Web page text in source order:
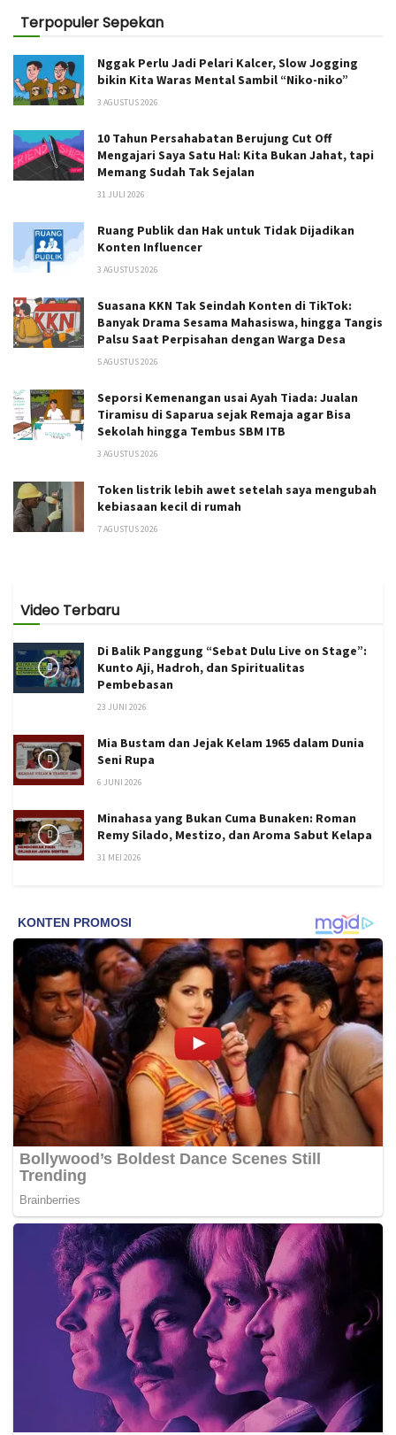
Terpopuler Sepekan
Nggak Perlu Jadi Pelari Kalcer, Slow Jogging
bikin Kita Waras Mental Sambil “Niko-niko”
3 AGUSTUS 2026
10 Tahun Persahabatan Berujung Cut Off
Mengajari Saya Satu Hal: Kita Bukan Jahat, tapi
Memang Sudah Tak Sejalan
31 JULI 2026
Ruang Publik dan Hak untuk Tidak Dijadikan
Konten Influencer
3 AGUSTUS 2026
Suasana KKN Tak Seindah Konten di TikTok:
Banyak Drama Sesama Mahasiswa, hingga Tangis
Palsu Saat Perpisahan dengan Warga Desa
5 AGUSTUS 2026
Seporsi Kemenangan usai Ayah Tiada: Jualan
Tiramisu di Saparua sejak Remaja agar Bisa
Sekolah hingga Tembus SBM ITB
3 AGUSTUS 2026
Token listrik lebih awet setelah saya mengubah
kebiasaan kecil di rumah
7 AGUSTUS 2026
Video Terbaru
Di Balik Panggung “Sebat Dulu Live on Stage”:
Kunto Aji, Hadroh, dan Spiritualitas
Pembebasan
23 JUNI 2026
Mia Bustam dan Jejak Kelam 1965 dalam Dunia
Seni Rupa
6 JUNI 2026
Minahasa yang Bukan Cuma Bunaken: Roman
Remy Silado, Mestizo, dan Aroma Sabut Kelapa
31 MEI 2026